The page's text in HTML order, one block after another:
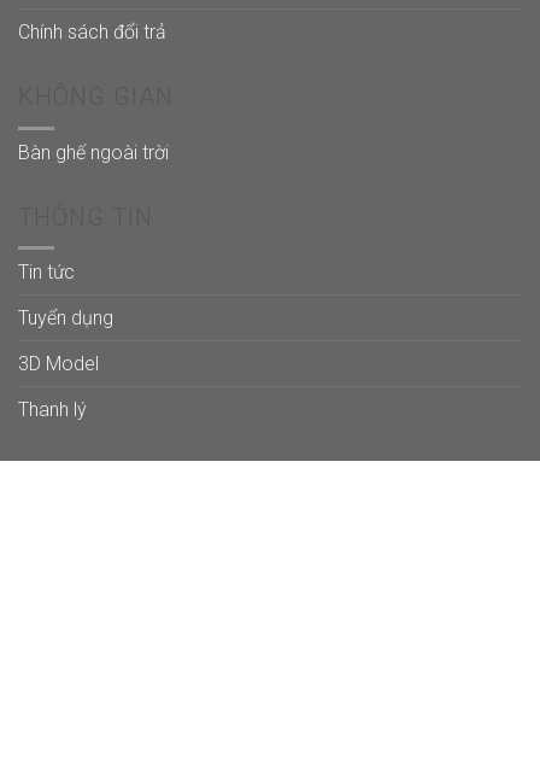
Chính sách đổi trả
Bàn ghế ngoài trời
Tin tức
Tuyển dụng
3D Model
Thanh lý